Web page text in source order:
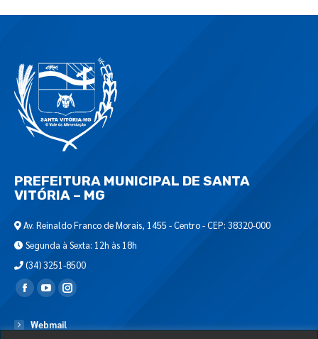
PREFEITURA MUNICIPAL DE SANTA
VITÓRIA – MG
Av. Reinaldo Franco de Morais, 1455 - Centro - CEP: 38320-000
Segunda à Sexta: 12h às 18h
(34) 3251-8500
Encontre-nos em:
Webmail